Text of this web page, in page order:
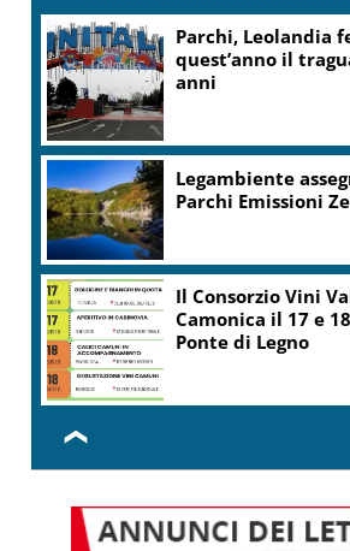
Parchi, Leolandia
quest’anno il
anni
Legambiente
Parchi Emissioni
Il Consorzio Vini
Camonica il 17 e
Ponte di Legno
❮